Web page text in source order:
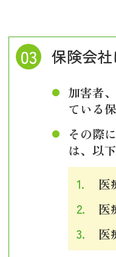
保険会
加害者
ている
その際
は、以
医
医
医